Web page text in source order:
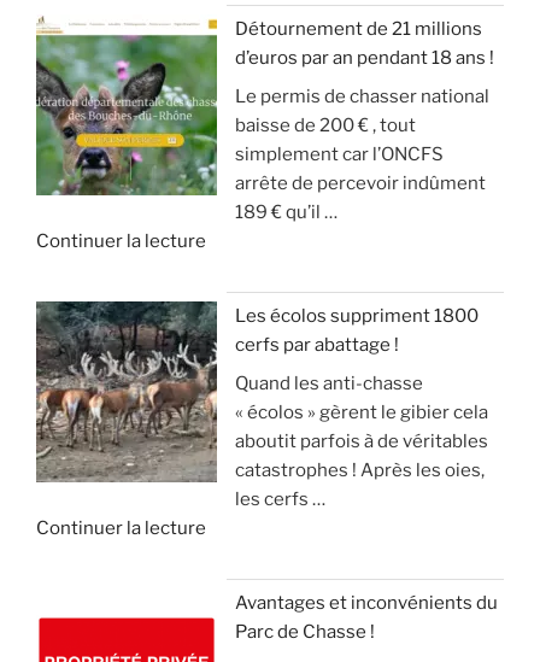
»
r
a
t
e
u
r
d
n
)
»
r
a
n
d
g
i
b
a
v
e
c
t
e
c
v
i
S
D
E
S
A
N
G
R
S
!
»
T
u
c
h
a
s
l
e
s
a
n
g
,
Détournement de 21 millions
d’euros par an pendant 18 ans !
Le permis de chasser national
baisse de 200 € , tout
simplement car l’ONCFS
arrête de percevoir indûment
189 € qu’il …
Continuer la lecture
«
D
é
t
o
u
e
Les écolos suppriment 1800
cerfs par abattage !
Quand les anti-chasse
« écolos » gèrent le gibier cela
aboutit parfois à de véritables
catastrophes ! Après les oies,
les cerfs …
Continuer la lecture
Avantages et inconvénients du
Parc de Chasse !